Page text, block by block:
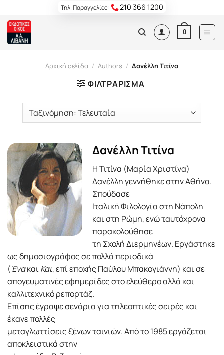
content
Τηλ. Παραγγελίες: 210 366 1200
0
Αρχική σελίδα / Authors / Δανέλλη Τιτίνα
ΦΙΛΤΡΆΡΙΣΜΑ
Δανέλλη Τιτίνα
Η Τιτίνα (Μαρία Χριστίνα)
Δανέλλη γεννήθηκε στην Αθήνα.
Σπούδασε
Ιταλική Φιλολογία στη Νάπολη
και στη Ρώμη, ενώ ταυτόχρονα
παρακολούθησε
τη Σχολή Διερμηνέων. Εργάστηκε
ως δημοσιογράφος σε πολλά περιοδικά
(Ένακαι Και, επί εποχής Παύλου Μπακογιάννη) και σε
απογευματινές εφημερίδες στο ελεύθερο αλλά και
καλλιτεχνικό ρεπορτάζ.
Επίσης έγραψε σενάρια για τηλεοπτικές σειρές και
έκανε πολλές
μεταγλωττίσεις ξένων ταινιών. Από το 1985 εργάζεται
αποκλειστικά στην